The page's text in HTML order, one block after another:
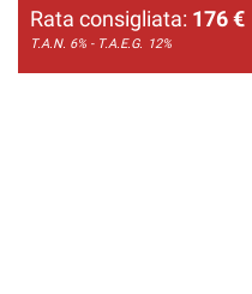
Rata consigliata: 176 €
T.A.N. 6% - T.A.E.G. 12%